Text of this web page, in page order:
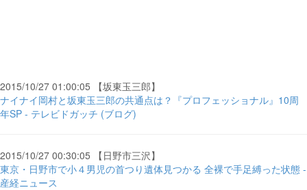
2015/10/27 01:00:05 【坂東玉三郎】
ナイナイ岡村と坂東玉三郎の共通点は？『プロフェッショナル』10周
年SP - テレビドガッチ (ブログ)
2015/10/27 00:30:05 【日野市三沢】
東京・日野市で小４男児の首つり遺体見つかる 全裸で手足縛った状態 -
産経ニュース